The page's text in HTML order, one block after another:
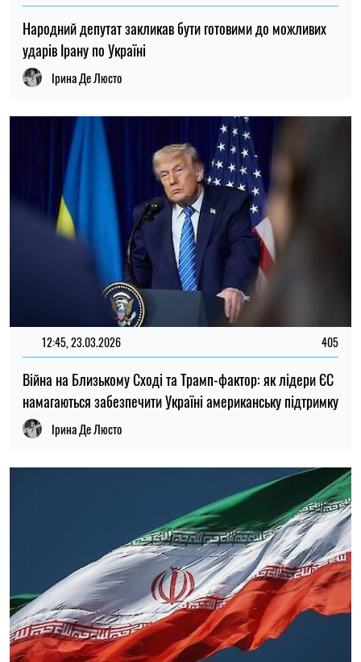
Народний депутат закликав бути готовими до можливих
ударів Ірану по Україні
Ірина Де Люсто
12:45, 23.03.2026 405
Війна на Близькому Сході та Трамп-фактор: як лідери ЄС
намагаються забезпечити Україні американську підтримку
Ірина Де Люсто